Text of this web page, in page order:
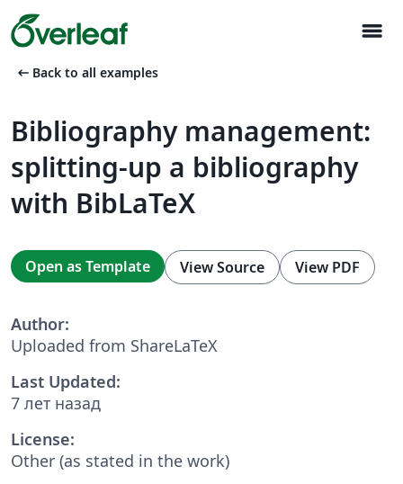
menu
arrow_left_alt Back to all examples
Bibliography management:
splitting-up a bibliography
with BibLaTeX
Open as Template View Source View PDF
Author:
Uploaded from ShareLaTeX
Last Updated:
7 лет назад
License:
Other (as stated in the work)